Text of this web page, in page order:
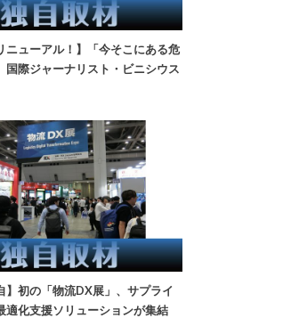
ニューアル！】「今そこにある危
際ジャーナリスト・ビニシウス
】初の「物流DX展」、サプライ
適化支援ソリューションが集結